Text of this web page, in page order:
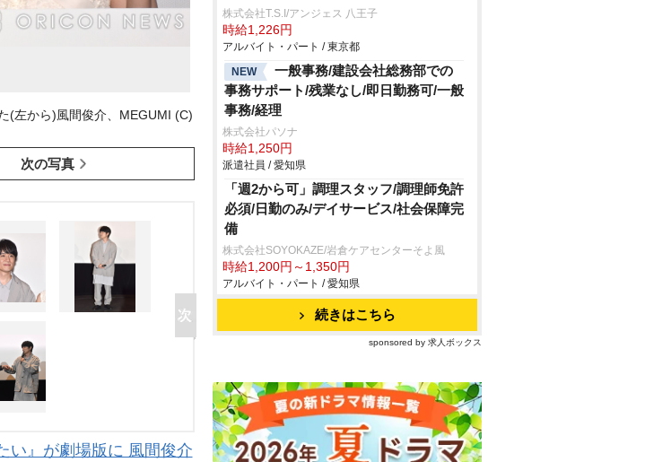
(左から)風間俊介、MEGUMI (C)
次の写真
い』が劇場版に 風間俊介
株式会社T.S.I/アンジェス 八王子
時給1,226円
アルバイト・パート / 東京都
NEW
一般事務/建設会社総務部での
事務サポート/残業なし/即日勤務可/一般
事務/経理
株式会社パソナ
時給1,250円
派遣社員 / 愛知県
「週2から可」調理スタッフ/調理師免許
必須/日勤のみ/デイサービス/社会保障完
備
株式会社SOYOKAZE/岩倉ケアセンターそよ風
時給1,200円～1,350円
アルバイト・パート / 愛知県
続きはこちら
sponsored by 求人ボックス